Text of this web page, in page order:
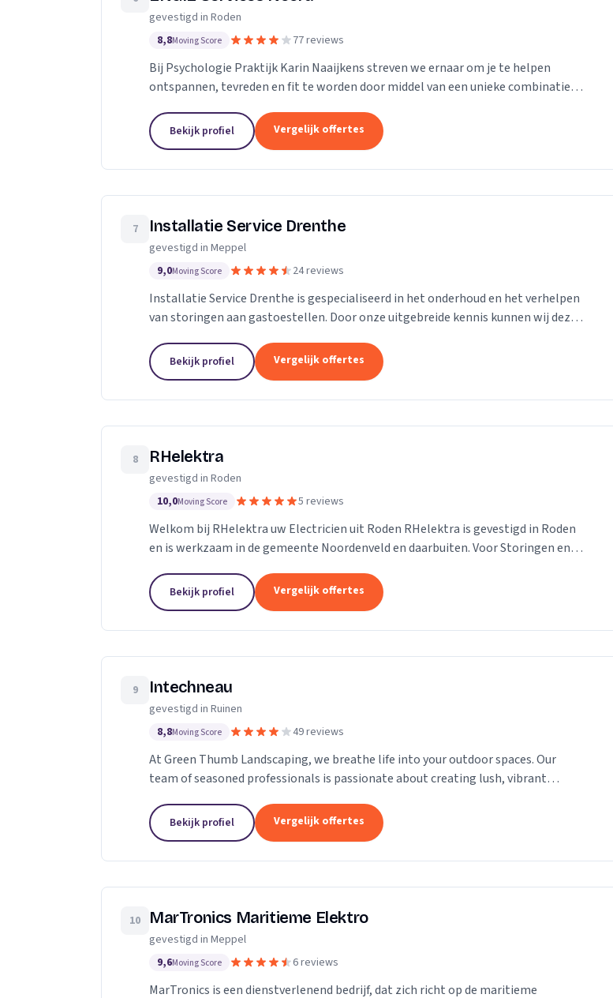
gevestigd in Roden
8,8Moving Score 77 reviews
Bij Psychologie Praktijk Karin Naaijkens streven we ernaar om je te helpen
ontspannen, tevreden en fit te worden door middel van een unieke combinatie
Bekijk profiel Vergelijk offertes
7 Installatie Service Drenthe
gevestigd in Meppel
9,0Moving Score 24 reviews
Installatie Service Drenthe is gespecialiseerd in het onderhoud en het verhelpen
van storingen aan gastoestellen. Door onze uitgebreide kennis kunnen wij deze
Bekijk profiel Vergelijk offertes
8 RHelektra
gevestigd in Roden
10,0Moving Score 5 reviews
Welkom bij RHelektra uw Electricien uit Roden RHelektra is gevestigd in Roden
en is werkzaam in de gemeente Noordenveld en daarbuiten. Voor Storingen en
Bekijk profiel Vergelijk offertes
9 Intechneau
gevestigd in Ruinen
8,8Moving Score 49 reviews
At Green Thumb Landscaping, we breathe life into your outdoor spaces. Our
team of seasoned professionals is passionate about creating lush, vibrant
Bekijk profiel Vergelijk offertes
10 MarTronics Maritieme Elektro
gevestigd in Meppel
9,6Moving Score 6 reviews
MarTronics is een dienstverlenend bedrijf, dat zich richt op de maritieme